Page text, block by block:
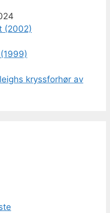
(2002)
kryssforhør av